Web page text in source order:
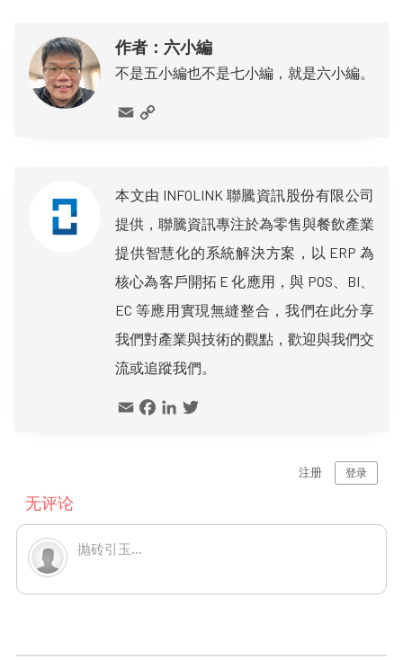
作者：六小編
不是五小編也不是七小編，就是六小編。
本文由 INFOLINK 聯騰資訊股份有限公司
提供，聯騰資訊專注於為零售與餐飲產業
提供智慧化的系統解決方案，以 ERP 為
核心為客戶開拓 E 化應用，與 POS、BI、
EC 等應用實現無縫整合，我們在此分享
我們對產業與技術的觀點，歡迎與我們交
流或追蹤我們。